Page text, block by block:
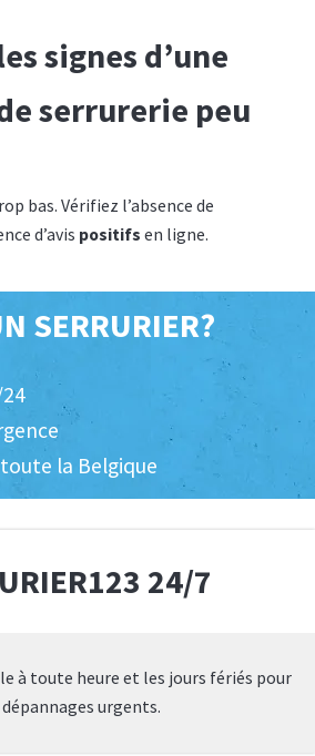
signes d’une
serrurerie peu
bas. Vérifiez l’absence de
d’avis positifs en ligne.
SERRURIER?
la Belgique
24/7
à toute heure et les jours fériés pour
urgents.